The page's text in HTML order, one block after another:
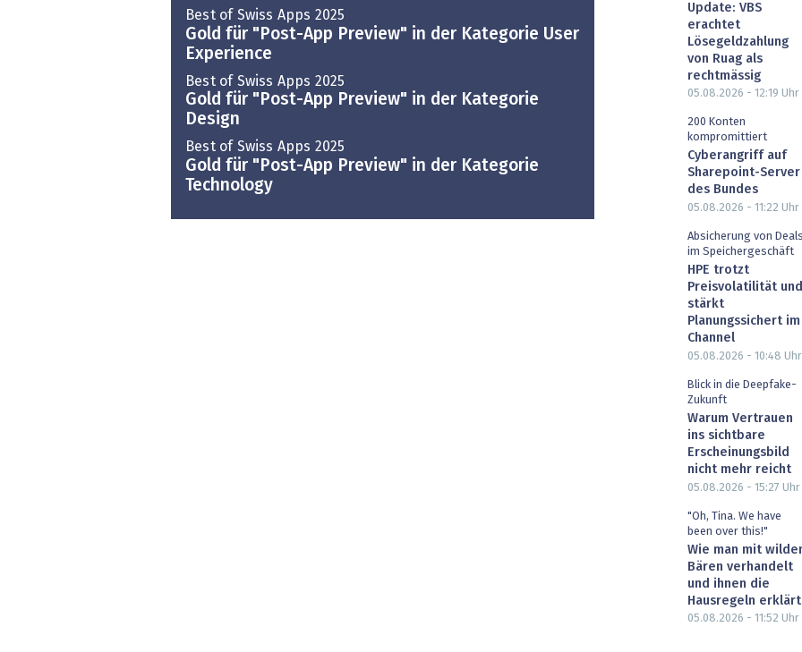
Best of Swiss Apps 2025
Gold für "Post-App Preview" in der Kategorie User
Experience
Best of Swiss Apps 2025
Gold für "Post-App Preview" in der Kategorie
Design
Best of Swiss Apps 2025
Gold für "Post-App Preview" in der Kategorie
Technology
Update: VBS
erachtet
Lösegeldzahlung
von Ruag als
rechtmässig
05.08.2026 - 12:19 Uhr
200 Konten
kompromittiert
Cyberangriff auf
Sharepoint-Server
des Bundes
05.08.2026 - 11:22 Uhr
Absicherung von Deals
im Speichergeschäft
HPE trotzt
Preisvolatilität und
stärkt
Planungssichert im
Channel
05.08.2026 - 10:48 Uhr
Blick in die Deepfake-
Zukunft
Warum Vertrauen
ins sichtbare
Erscheinungsbild
nicht mehr reicht
05.08.2026 - 15:27 Uhr
"Oh, Tina. We have
been over this!"
Wie man mit
Bären verhandelt
und ihnen die
Hausregeln erklärt
05.08.2026 - 11:52 Uhr